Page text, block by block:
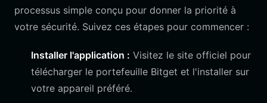
processus simple conçu pour donner la priorité à
votre sécurité. Suivez ces étapes pour commencer :
Installer l'application : Visitez le site officiel pour
télécharger le portefeuille Bitget et l'installer sur
votre appareil préféré.